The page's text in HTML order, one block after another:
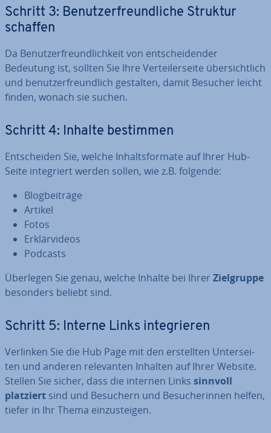
Schritt 3: Be­nut­zer­freund­li­che Struktur
schaffen
Da Be­nut­zer­freund­lich­keit von ent­schei­den­der
Bedeutung ist, sollten Sie Ihre Ver­tei­ler­sei­te über­sicht­lich
und be­nut­zer­freund­lich gestalten, damit Besucher leicht
finden, wonach sie suchen.
Schritt 4: Inhalte bestimmen
Ent­schei­den Sie, welche In­halts­for­ma­te auf Ihrer Hub-
Seite in­te­griert werden sollen, wie z.B. folgende:
Blog­bei­trä­ge
Artikel
Fotos
Er­klär­vi­de­os
Podcasts
Überlegen Sie genau, welche Inhalte bei Ihrer Ziel­grup­pe
besonders beliebt sind.
Schritt 5: Interne Links in­te­grie­ren
Verlinken Sie die Hub Page mit den er­stell­ten Un­ter­sei­
ten und anderen re­le­van­ten Inhalten auf Ihrer Website.
Stellen Sie sicher, dass die internen Links sinnvoll
platziert sind und Besuchern und Be­su­che­rin­nen helfen,
tiefer in Ihr Thema ein­zu­stei­gen.